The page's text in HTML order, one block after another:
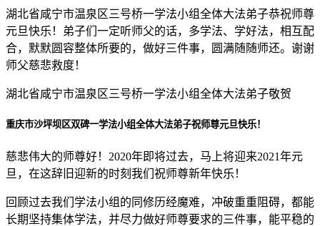
湖北省咸宁市温泉区三号桥一学法小组全体大法弟子恭祝师尊
元旦快乐！弟子们一定听师父的话，多学法、学好法，相互配
合，默默圆容整体所要的，做好三件事，圆满随随师还。谢谢
师父慈悲救度！
湖北省咸宁市温泉区三号桥一学法小组全体大法弟子敬贺
重庆市沙坪坝区双碑一学法小组全体大法弟子祝师尊元旦快乐！
慈悲伟大的师尊好！2020年即将过去，马上将迎来2021年元
旦，在这辞旧迎新的时刻我们祝师尊新年快乐！
回顾过去我们学法小组的同修历经魔难，冲破重重阻碍，都能
长期坚持集体学法，并尽力做好师尊要求的三件事，能平稳的